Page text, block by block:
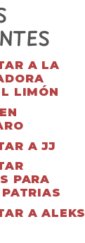
A LA
LIMÓN
A JJ
PARA
A ALEKS